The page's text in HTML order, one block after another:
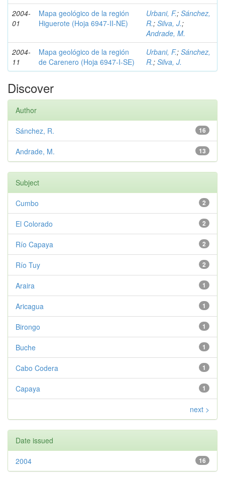
2004-
01
Mapa geológico de la región
Higuerote (Hoja 6947-II-NE)
Urbani, F.; Sánchez,
R.; Silva, J.;
Andrade, M.
2004-
11
Mapa geológico de la región
de Carenero (Hoja 6947-I-SE)
Urbani, F.; Sánchez,
R.; Silva, J.
Discover
Author
16
Sánchez, R.
13
Andrade, M.
Subject
2
Cumbo
2
El Colorado
2
Río Capaya
2
Río Tuy
1
Araira
1
Aricagua
1
Birongo
1
Buche
1
Cabo Codera
1
Capaya
next >
Date issued
16
2004